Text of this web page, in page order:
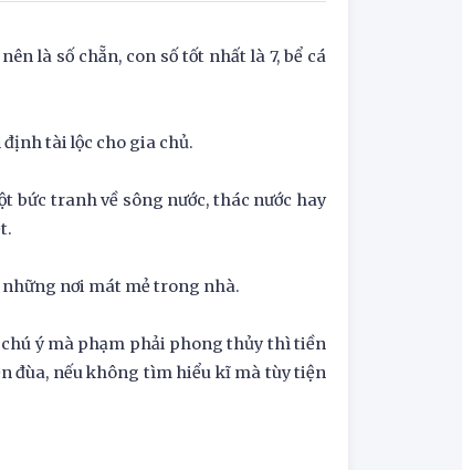
là số chẵn, con số tốt nhất là 7, bể cá
định tài lộc cho gia chủ.
bức tranh về sông nước, thác nước hay
những nơi mát mẻ trong nhà.
ý mà phạm phải phong thủy thì tiền
đùa, nếu không tìm hiểu kĩ mà tùy tiện